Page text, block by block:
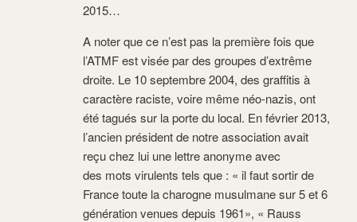
2015…
A noter que ce n’est pas la première fois que
l’ATMF est visée par des groupes d’extrême
droite. Le 10 septembre 2004, des graffitis à
caractère raciste, voire même néo-nazis, ont
été tagués sur la porte du local. En février 2013,
l’ancien président de notre association avait
reçu chez lui une lettre anonyme avec
des mots virulents tels que : « il faut sortir de
France toute la charogne musulmane sur 5 et 6
génération venues depuis 1961», « Rauss